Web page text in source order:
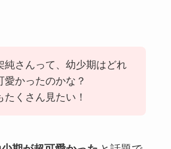
純さんって、幼少期はどれ
愛かったのかな？
たくさん見たい！